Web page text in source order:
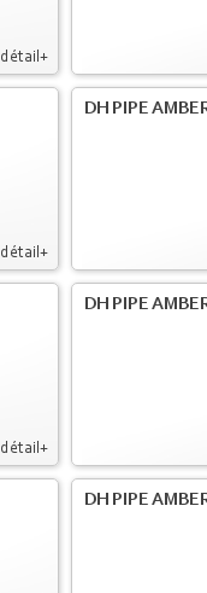
détail+
détail+
DH PIPE
détail+
DH PIPE
DH PIPE